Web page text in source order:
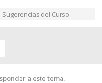
del Curso.
a este tema.